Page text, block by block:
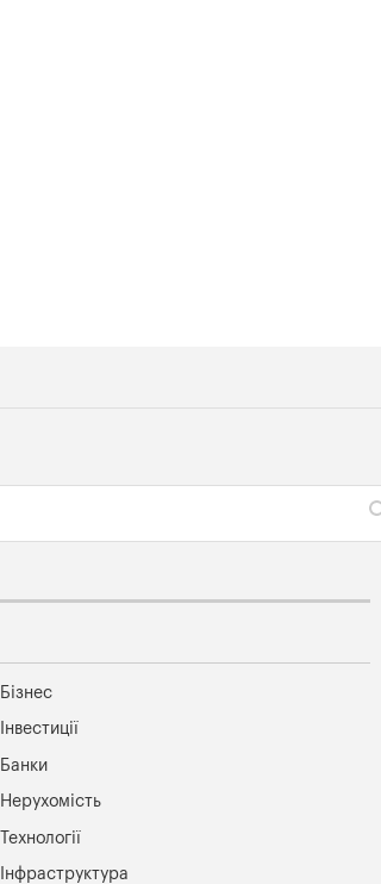
Бізнес
Інвестиції
Банки
Нерухомість
Технології
Інфраструктура